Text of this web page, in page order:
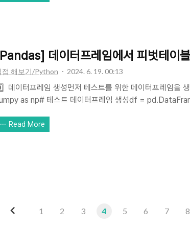
데이터프레임에서 피벗테
접 해보기/Python 2024. 6. 19. 00:13
데이터프레임 생성먼저 테스트를 위한 데이터프레임
as np# 테스트 데이터프레임 생성df = pd.DataFrame({ 'container_id' : ['con_1', 'con_1',
'cable', 'monitor', 'pc', 'cable'], 'made' : ['korea', 'korea', 'korea', 'korea', 'korea', 'korea', 'china', 'china',
Read More
1 2 3 4 5 6 7 8